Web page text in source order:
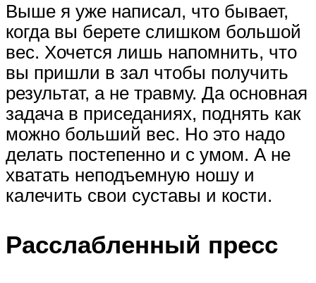
Выше я уже написал, что бывает,
когда вы берете слишком большой
вес. Хочется лишь напомнить, что
вы пришли в зал чтобы получить
результат, а не травму. Да основная
задача в приседаниях, поднять как
можно больший вес. Но это надо
делать постепенно и с умом. А не
хватать неподъемную ношу и
калечить свои суставы и кости.
Расслабленный пресс